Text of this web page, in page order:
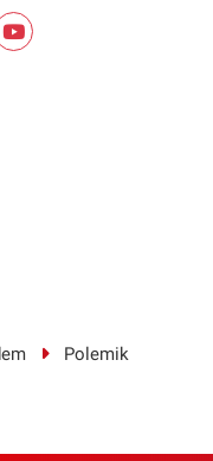
Polemik